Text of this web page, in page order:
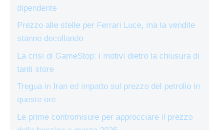
dipendente
Prezzo alle stelle per Ferrari Luce, ma la vendite
stanno decollando
La crisi di GameStop: i motivi dietro la chiusura di
tanti store
Tregua in Iran ed impatto sul prezzo del petrolio in
queste ore
Le prime contromisure per approcciare il prezzo